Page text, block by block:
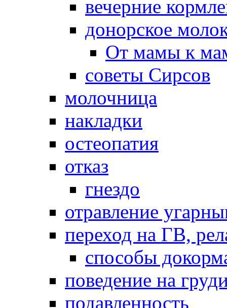
вечерние
донорское
От мамы к
советы Сирсов
молочница
накладки
остеопатия
отказ
гнездо
отравление
переход на ГВ,
способы
поведение на
подавленность